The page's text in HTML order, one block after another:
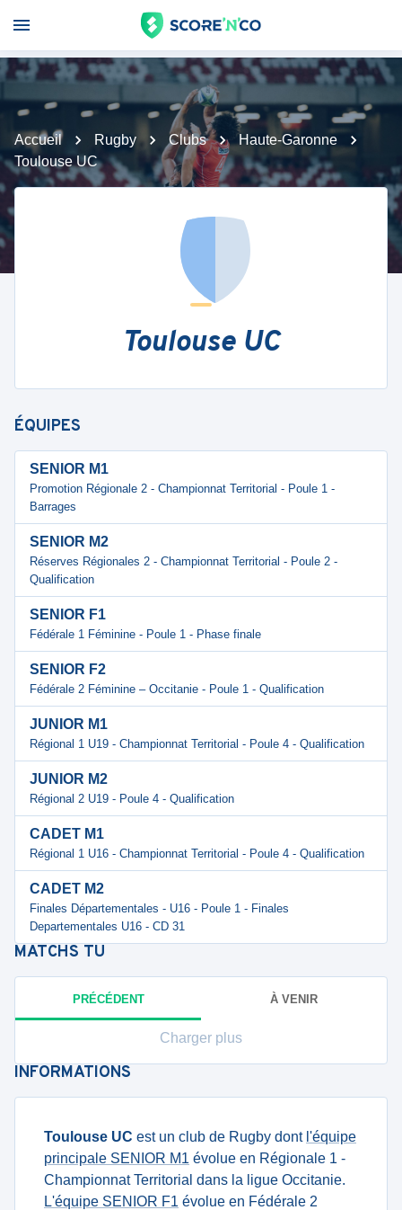
Accueil Rugby Clubs
Haute-Garonne
Toulouse UC
Toulouse UC
ÉQUIPES
SENIOR M1
Promotion Régionale 2 - Championnat Territorial - Poule 1 -
Barrages
SENIOR M2
Réserves Régionales 2 - Championnat Territorial - Poule 2 -
Qualification
SENIOR F1
Fédérale 1 Féminine - Poule 1 - Phase finale
SENIOR F2
Fédérale 2 Féminine – Occitanie - Poule 1 - Qualification
JUNIOR M1
Régional 1 U19 - Championnat Territorial - Poule 4 - Qualification
JUNIOR M2
Régional 2 U19 - Poule 4 - Qualification
CADET M1
Régional 1 U16 - Championnat Territorial - Poule 4 - Qualification
CADET M2
Finales Départementales - U16 - Poule 1 - Finales
Departementales U16 - CD 31
MATCHS TU
PRÉCÉDENT À VENIR
Charger plus
INFORMATIONS
Toulouse UC est un club de Rugby dont l'équipe
principale SENIOR M1 évolue en Régionale 1 -
Championnat Territorial dans la ligue Occitanie.
L'équipe SENIOR F1 évolue en Fédérale 2